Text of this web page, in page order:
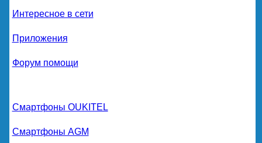
Интересное в сети
Приложения
Форум помощи
Смартфоны OUKITEL
Смартфоны AGM